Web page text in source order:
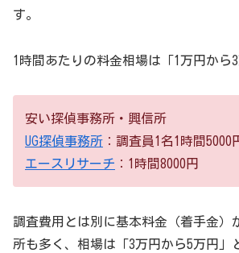
す。
1時間あたりの料金相場は「1万円から3
安い探偵事務所・興信所
UG探偵事務所 ：調査員1名1時間5000
エースリサーチ ：1時間8000円
調査費用とは別に基本料金（着手金）
所も多く、相場は「3万円から5万円」